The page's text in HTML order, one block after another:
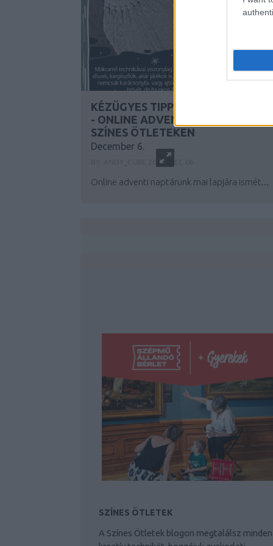
KÉZÜGYES TIPPEK MINDEN NAPRA
- ONLINE ADVENTI NAPTÁR A
SZÍNES ÖTLETEKEN
December 6.
2022. DEC 06.
Online adventi naptárunk mai lapjára ismét...
SZÍNES ÖTLETEK
A Színes Ötletek blogon megtalálsz minden